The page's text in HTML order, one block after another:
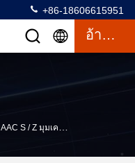
+86-18606615951
อ้างอิง
AAC S / Z มุมเครือข่ายที่แข็งแรง 12 เดือนการรับประกัน